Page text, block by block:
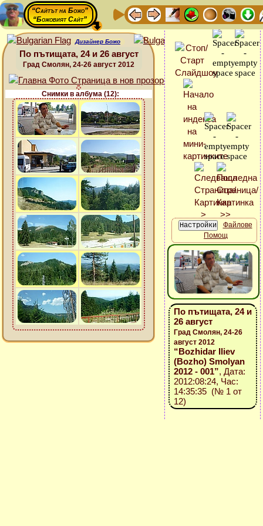
“Сайтът на Божо”
“Божовият Сайт”
Дизайнер Божо
По пътищата, 24 и 26 август
Град Смолян, 24-26 август 2012
Снимки в албума (12):
Файлове
Помощ
По пътищата, 24 и
26 август
Град Смолян, 24-26
август 2012
“Bozhidar Iliev
(Bozho) Smolyan
2012 - 001”, Дата:
2012:08:24, Час:
14:35:35 (№ 1 от
12)